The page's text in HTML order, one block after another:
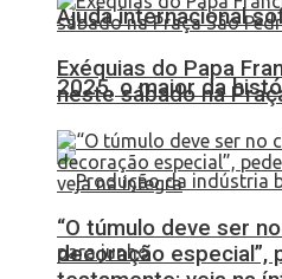
Ajuda internacional
2025, o maior da
Exéquias do Papa
neste sábado na
“O túmulo deve ser
decoração especial”,